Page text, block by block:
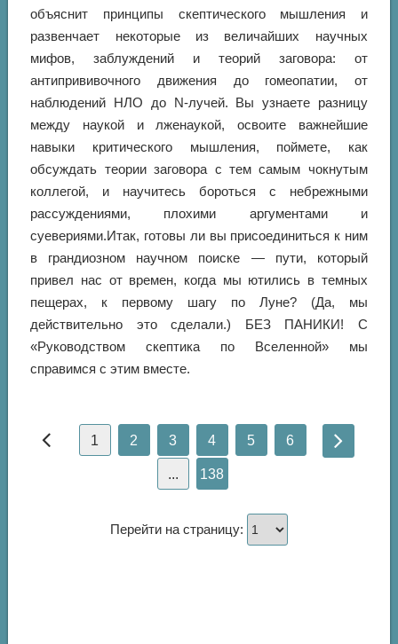
объяснит принципы скептического мышления и
развенчает некоторые из величайших научных
мифов, заблуждений и теорий заговора: от
антипрививочного движения до гомеопатии, от
наблюдений НЛО до N-лучей. Вы узнаете разницу
между наукой и лженаукой, освоите важнейшие
навыки критического мышления, поймете, как
обсуждать теории заговора с тем самым чокнутым
коллегой, и научитесь бороться с небрежными
рассуждениями, плохими аргументами и
суевериями.Итак, готовы ли вы присоединиться к ним
в грандиозном научном поиске — пути, который
привел нас от времен, когда мы ютились в темных
пещерах, к первому шагу по Луне? (Да, мы
действительно это сделали.) БЕЗ ПАНИКИ! С
«Руководством скептика по Вселенной» мы
справимся с этим вместе.
1 2 3 4 5 6
... 138
Перейти на страницу: